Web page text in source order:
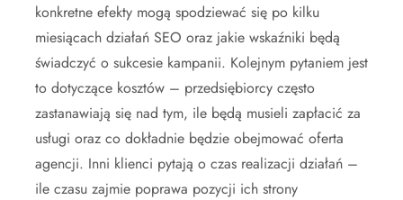
konkretne efekty mogą spodziewać się po kilku
miesiącach działań SEO oraz jakie wskaźniki będą
świadczyć o sukcesie kampanii. Kolejnym pytaniem jest
to dotyczące kosztów – przedsiębiorcy często
zastanawiają się nad tym, ile będą musieli zapłacić za
usługi oraz co dokładnie będzie obejmować oferta
agencji. Inni klienci pytają o czas realizacji działań –
ile czasu zajmie poprawa pozycji ich strony